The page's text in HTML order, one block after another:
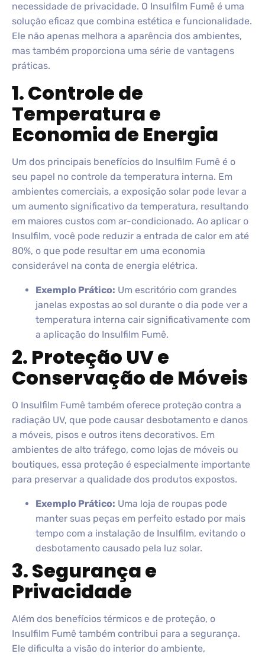
necessidade de privacidade. O Insulfilm Fumê é uma
solução eficaz que combina estética e funcionalidade.
Ele não apenas melhora a aparência dos ambientes,
mas também proporciona uma série de vantagens
práticas.
1. Controle de
Temperatura e
Economia de Energia
Um dos principais benefícios do Insulfilm Fumê é o
seu papel no controle da temperatura interna. Em
ambientes comerciais, a exposição solar pode levar a
um aumento significativo da temperatura, resultando
em maiores custos com ar-condicionado. Ao aplicar o
Insulfilm, você pode reduzir a entrada de calor em até
80%, o que pode resultar em uma economia
considerável na conta de energia elétrica.
Exemplo Prático: Um escritório com grandes
janelas expostas ao sol durante o dia pode ver a
temperatura interna cair significativamente com
a aplicação do Insulfilm Fumê.
2. Proteção UV e
Conservação de Móveis
O Insulfilm Fumê também oferece proteção contra a
radiação UV, que pode causar desbotamento e danos
a móveis, pisos e outros itens decorativos. Em
ambientes de alto tráfego, como lojas de móveis ou
boutiques, essa proteção é especialmente importante
para preservar a qualidade dos produtos expostos.
Exemplo Prático: Uma loja de roupas pode
manter suas peças em perfeito estado por mais
tempo com a instalação de Insulfilm, evitando o
desbotamento causado pela luz solar.
3. Segurança e
Privacidade
Além dos benefícios térmicos e de proteção, o
Insulfilm Fumê também contribui para a segurança.
Ele dificulta a visão do interior do ambiente,